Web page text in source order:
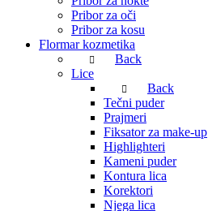
Pribor za oči
Pribor za kosu
Flormar kozmetika
Back
Lice
Back
Tečni puder
Prajmeri
Fiksator za make-up
Highlighteri
Kameni puder
Kontura lica
Korektori
Njega lica